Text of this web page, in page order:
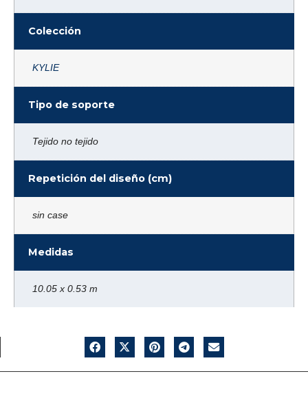
Colección
KYLIE
Tipo de soporte
Tejido no tejido
Repetición del diseño (cm)
sin case
Medidas
10.05 x 0.53 m